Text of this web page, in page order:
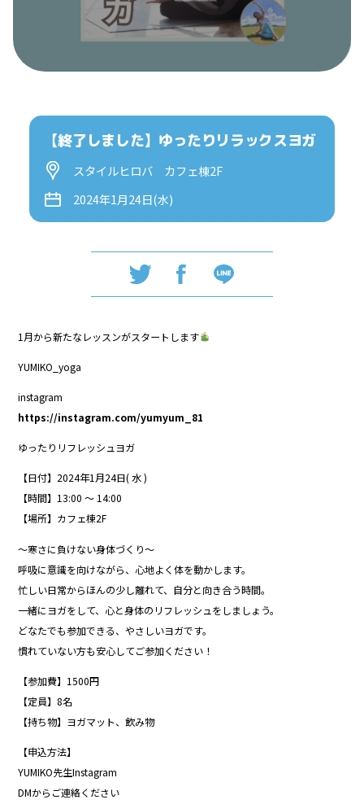
【終了しました】ゆったりリラックスヨガ
スタイルヒロバ カフェ棟2F
2024年1月24日(水)
1月から新たなレッスンがスタートします
YUMIKO_yoga
instagram
https://instagram.com/yumyum_81
ゆったりリフレッシュヨガ
【日付】2024年1月24日( 水 )
【時間】13:00 〜 14:00
【場所】カフェ棟2F
～寒さに負けない身体づくり～
呼吸に意識を向けながら、心地よく体を動かします。
忙しい日常からほんの少し離れて、自分と向き合う時間。
一緒にヨガをして、心と身体のリフレッシュをしましょう。
どなたでも参加できる、やさしいヨガです。
慣れていない方も安心してご参加ください！
【参加費】1500円
【定員】8名
【持ち物】ヨガマット、飲み物
【申込方法】
YUMIKO先生Instagram
DMからご連絡ください